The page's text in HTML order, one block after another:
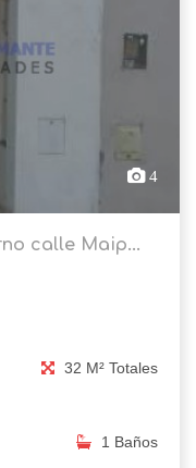
4
calle Maip...
32 M² Totales
1 Baños